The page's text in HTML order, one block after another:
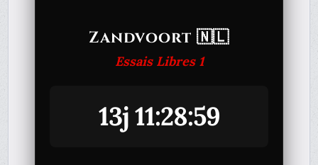
Zandvoort 🇳🇱
Essais Libres 1
13j 11:28:59